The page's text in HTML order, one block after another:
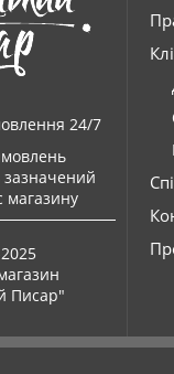
24/7
зазначений
магазину
Писар"